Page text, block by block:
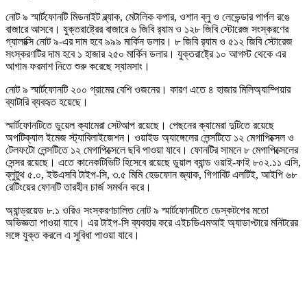
নোট ৯ স্মার্টফোনটি মিডনাইট ব্ল্যাক, মেটালিক কপার, ওশান ব্লু ও লেভেন্ডার পার্পল রঙে
বাজারে আসবে। যুক্তরাষ্ট্রের বাজারে ৬ জিবি র‍্যাম ও ১২৮ জিবি স্টোরেজ সংস্করণের
গ্যালাক্সি নোট ৯-এর দাম হবে ৯৯৯ মার্কিন ডলার। ৮ জিবি র‍্যাম ও ৫১২ জিবি স্টোরেজ
সংস্করণটির দাম হবে ১ হাজার ২৫০ মার্কিন ডলার। যুক্তরাষ্ট্রে ১০ আগস্ট থেকে এর
আগাম ফরমাশ নিতে শুরু করেছে স্যামসাং।
নোট ৯ স্মার্টফোনটি ২০০ গ্রামের বেশি ওজনের। কারণ এতে ৪ হাজার মিলিঅ্যাম্পিয়ার
ব্যাটারি ব্যবহৃত হয়েছে।
স্মার্টফোনটিতে ডুয়েল ক্যামেরা সেটআপ রয়েছে। পেছনের ক্যামেরা দুটিতে রয়েছে
অপটিক্যাল ইমেজ স্ট্যাবিলাইজেশন। ওয়াইড অ্যাঙ্গেলের লেন্সটিতে ১২ মেগাপিক্সেল ও
টেলফটো লেন্সটিতে ১২ মেগাপিক্সেলে ছবি পাওয়া যাবে। ফোনটির সামনে ৮ মেগাপিক্সেলের
সেন্সর রয়েছে। এতে কানেকটিভিটি হিসেবে রয়েছে ডুয়াল ব্যান্ড ওয়াই-ফাই ৮০২.১১ এসি,
ব্লুটুথ ৫.০, ইউএসবি টাইপ-সি, ৩.৫ মিমি হেডফোন জ্যাক, গিগাবিট এলটিই, আইপি ৬৮
রেটিংয়ের ফোনটি তারহীন চার্জ সমর্থন করে।
অ্যান্ড্রয়েড ৮.১ ওরিও সংস্করণচালিত নোট ৯ স্মার্টফোনটিতে ডেস্কটপের মতো
অভিজ্ঞতা পাওয়া যাবে। এর টাইপ-সি ব্যবহার করে এইচডিএমআই অ্যাডাপ্টারে মনিটরের
সঙ্গে যুক্ত করলে এ সুবিধা পাওয়া যাবে।